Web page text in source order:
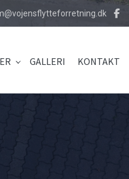
GALLERI KONTAKT